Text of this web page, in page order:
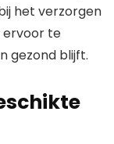
het verzorgen
ervoor te
gezond blijft.